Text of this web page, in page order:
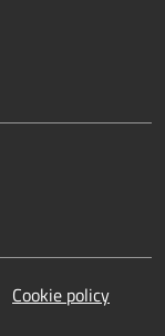
Cookie policy